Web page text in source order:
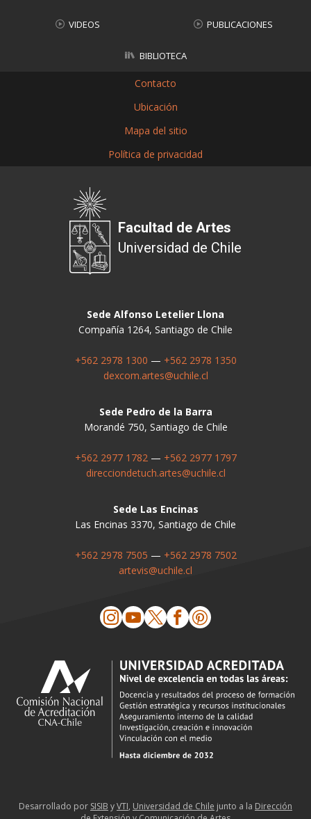
VIDEOS PUBLICACIONES
BIBLIOTECA
Contacto
Ubicación
Mapa del sitio
Política de privacidad
Facultad de Artes
Universidad de Chile
Sede Alfonso Letelier Llona
Compañía 1264, Santiago de Chile
+562 2978 1300 — +562 2978 1350
dexcom.artes@uchile.cl
Sede Pedro de la Barra
Morandé 750, Santiago de Chile
+562 2977 1782— +562 2977 1797
direcciondetuch.artes@uchile.cl
Sede Las Encinas
Las Encinas 3370, Santiago de Chile
+562 2978 7505 — +562 2978 7502
artevis@uchile.cl
Desarrollado por SISIB yVTI, Universidad de Chile junto a la Dirección